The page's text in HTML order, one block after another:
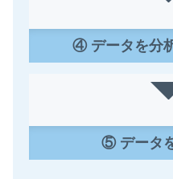
④ データを分
⑤ データ